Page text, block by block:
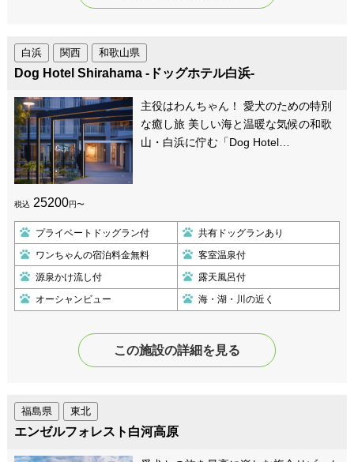
関西 和歌山県
白浜
Dog Hotel Shirahama -ドッグホテル白浜-
主役はわんちゃん！ 愛犬のための特別
な癒し旅 美しい海と温暖な気候の和歌
山・白浜に佇む「Dog Hotel…
税込 25200円〜
プライベートドッグラン付 共有ドッグランあり
ワンちゃんの宿泊料金無料 客室温泉付
源泉かけ流し付 露天風呂付
オーシャンビュー 海・湖・川の近く
この施設の詳細を見る
東北
福島県
エンゼルフォレスト白河高原